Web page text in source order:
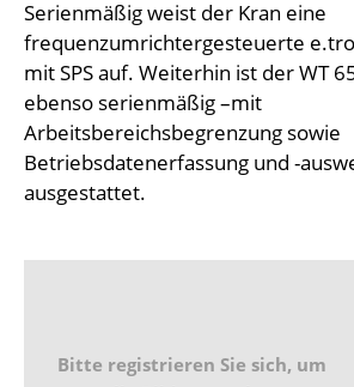
Serienmäßig weist der Kran eine
frequenzumrichtergesteuerte
mit SPS auf. Weiterhin ist der WT
ebenso serienmäßig –mit
Arbeitsbereichsbegrenzung sowie
Betriebsdatenerfassung und -
ausgestattet.
Bitte registrieren Sie sich, um